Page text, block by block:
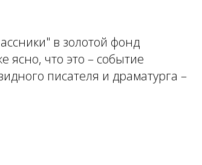
в золотой фонд
ясно, что это – событие
писателя и драматурга –